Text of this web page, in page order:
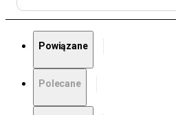
Powiązane
Polecane